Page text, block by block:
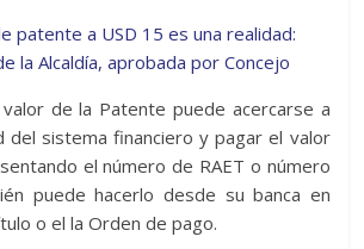
patente a USD 15 es una realidad:
la Alcaldía, aprobada por Concejo
de la Patente puede acercarse a
del sistema financiero y pagar el valor
el número de RAET o número
puede hacerlo desde su banca en
o el la Orden de pago.